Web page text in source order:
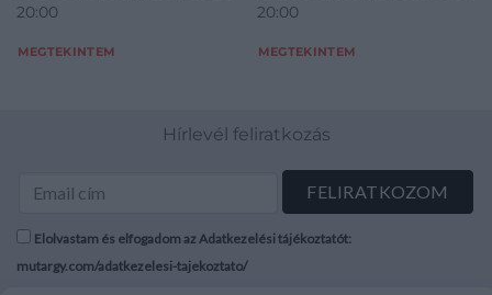
20:00
MEGTEKINTEM
20:00
MEGTEKINTEM
Hírlevél feliratkozás
Elolvastam és elfogadom az Adatkezelési tájékoztatót:
mutargy.com/adatkezelesi-tajekoztato/